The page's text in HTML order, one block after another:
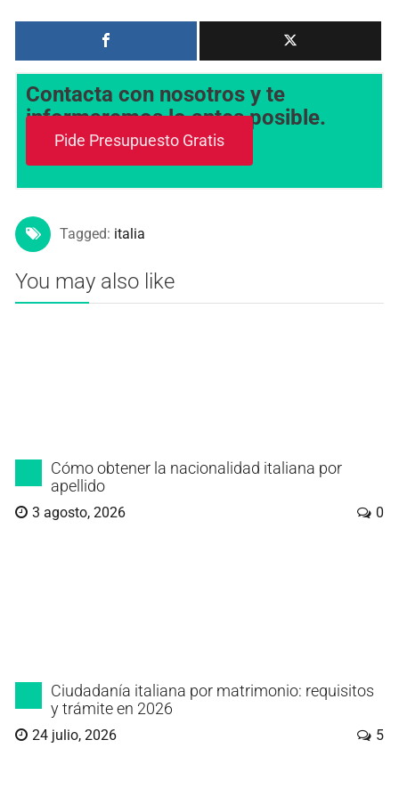
Contacta con nosotros y te
informaremos lo antes posible.
Pide Presupuesto Gratis
Tagged: italia
You may also like
Cómo obtener la nacionalidad italiana por
apellido
3 agosto, 2026 0
Ciudadanía italiana por matrimonio: requisitos
y trámite en 2026
24 julio, 2026 5